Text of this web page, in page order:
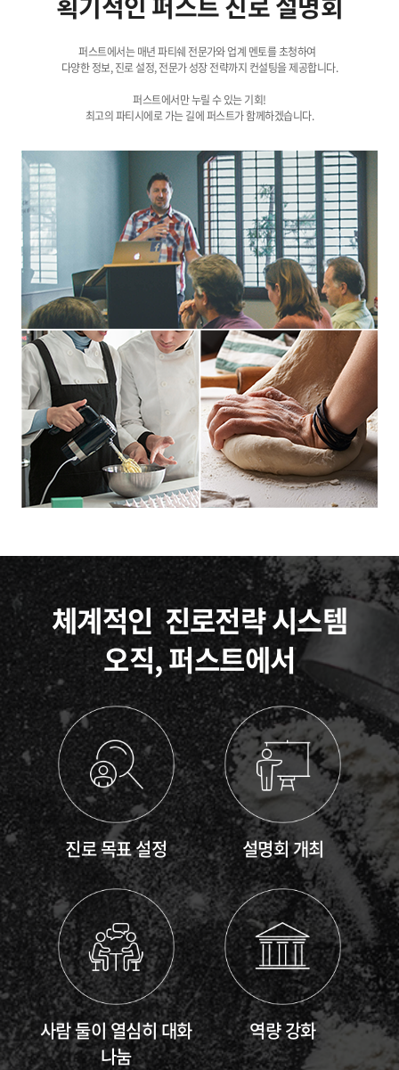
퍼스트에서는 매년 파티쉐 전문가와 업계 멘토를 초청하여
다양한 정보, 진로 설정, 전문가 성장 전략까지 컨설팅을 제공합니다.
퍼스트에서만 누릴 수 있는 기회!
최고의 파티시에로 가는 길에 퍼스트가 함께하겠습니다.
체계적인진로전략 시스템
오직, 퍼스트에서
진로 목표 설정 설명회 개최
사람 둘이 열심히 대화
나눔
역량 강화